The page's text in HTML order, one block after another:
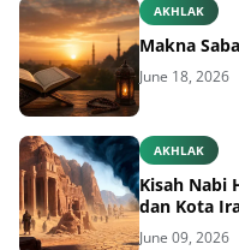
AKHLAK
Makna
June 18, 2026
AKHLAK
Kisah Nabi
dan Kota
June 09, 2026